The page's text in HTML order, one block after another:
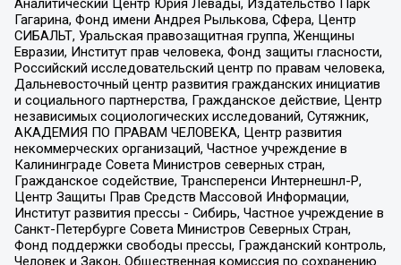
Аналитический Центр Юрия Левады, Издательство Парк
Гагарина, Фонд имени Андрея Рылькова, Сфера, Центр
СИБАЛЬТ, Уральская правозащитная группа, Женщины
Евразии, Институт прав человека, Фонд защиты гласности,
Российский исследовательский центр по правам человека,
Дальневосточный центр развития гражданских инициатив
и социального партнерства, Гражданское действие, Центр
независимых социологических исследований, Сутяжник,
АКАДЕМИЯ ПО ПРАВАМ ЧЕЛОВЕКА, Центр развития
некоммерческих организаций, Частное учреждение в
Калининграде Совета Министров северных стран,
Гражданское содействие, Трансперенси Интернешнл-Р,
Центр Защиты Прав Средств Массовой Информации,
Институт развития прессы - Сибирь, Частное учреждение в
Санкт-Петербурге Совета Министров Северных Стран,
Фонд поддержки свободы прессы, Гражданский контроль,
Человек и Закон, Общественная комиссия по сохранению